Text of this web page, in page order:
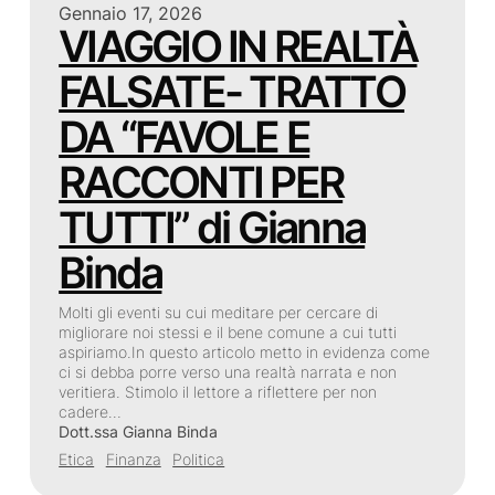
Gennaio 17, 2026
VIAGGIO IN REALTÀ
FALSATE- TRATTO
DA “FAVOLE E
RACCONTI PER
TUTTI” di Gianna
Binda
Molti gli eventi su cui meditare per cercare di
migliorare noi stessi e il bene comune a cui tutti
aspiriamo.In questo articolo metto in evidenza come
ci si debba porre verso una realtà narrata e non
veritiera. Stimolo il lettore a riflettere per non
cadere…
Dott.ssa Gianna Binda
Etica
Finanza Politica